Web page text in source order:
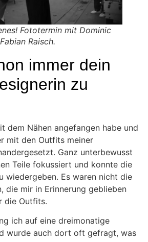
Fototermin mit Dominic
Raisch.
immer dein
zu
dem Nähen angefangen habe und
mit den Outfits meiner
Ganz unterbewusst
Teile fokussiert und konnte die
wiedergeben. Es waren nicht die
die mir in Erinnerung geblieben
die Outfits.
ich auf eine dreimonatige
wurde auch dort oft gefragt, was